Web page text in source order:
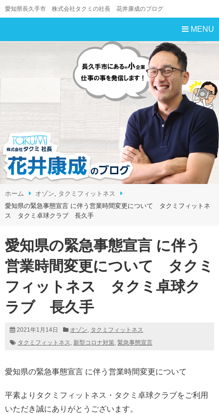
愛知県長久手市 株式会社タクミの社長 花井康成のブログ
MENU
ホーム オゾン, タクミフィットネス
愛知県の緊急事態宣言 に伴う営業時間変更について タクミフィットネ
ス タクミ卓球クラブ 長久手
愛知県の緊急事態宣言 に伴う
営業時間変更について タクミ
フィットネス タクミ卓球ク
ラブ 長久手
2021年1月14日 オゾン, タクミフィットネス
タクミフィットネス, 新型コロナ対策, 緊急事態宣言
愛知県の緊急事態宣言 に伴う営業時間変更について
平素よりタクミフィットネス・タクミ卓球クラブをご利用
いただき誠にありがとうございます。